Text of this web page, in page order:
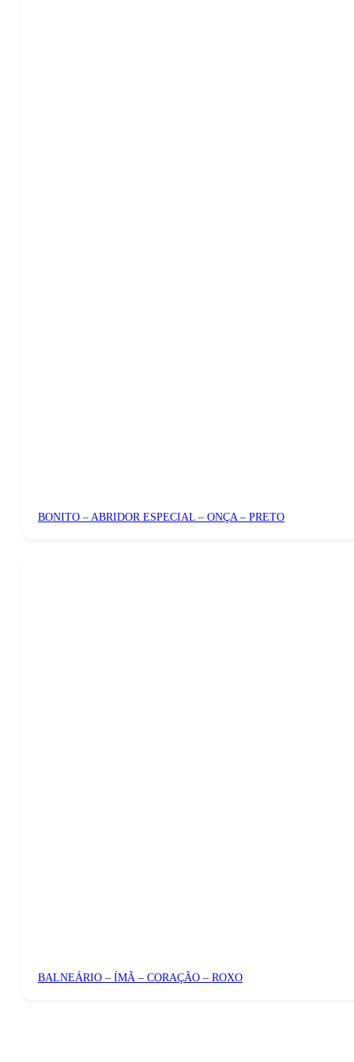
BONITO – ABRIDOR ESPECIAL – ONÇA – PRETO
BALNEÁRIO – ÍMÃ – CORAÇÃO – ROXO